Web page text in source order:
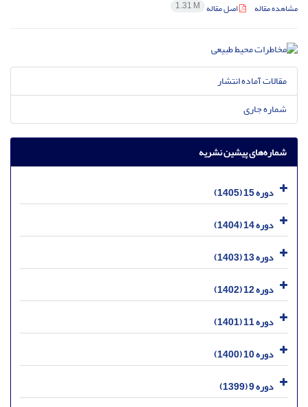
مشاهده مقاله اصل مقاله 1.31 M
مقالات آماده انتشار
شماره جاری
شماره‌های پیشین نشریه
دوره 15 (1405)
دوره 14 (1404)
دوره 13 (1403)
دوره 12 (1402)
دوره 11 (1401)
دوره 10 (1400)
دوره 9 (1399)